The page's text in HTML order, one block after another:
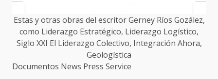
Estas y otras obras del escritor Gerney Ríos Gozález,
como Liderazgo Estratégico, Liderazgo Logístico,
Siglo XXI El Liderazgo Colectivo, Integración Ahora,
Geologística
Documentos News Press Service